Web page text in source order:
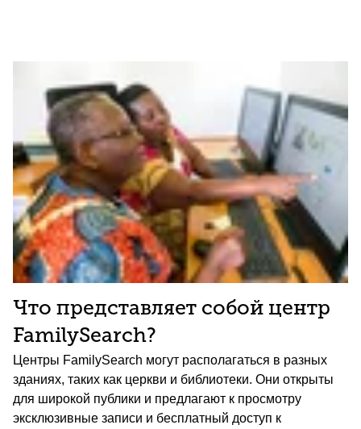
Что представляет собой центр
FamilySearch?
Центры FamilySearch могут располагаться в разных
зданиях, таких как церкви и библиотеки. Они открыты
для широкой публики и предлагают к просмотру
эксклюзивные записи и бесплатный доступ к